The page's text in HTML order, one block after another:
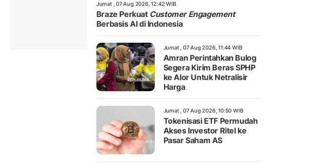
Jumat , 07 Aug 2026, 12:42 WIB
Braze Perkuat Customer Engagement
Berbasis AI di Indonesia
Jumat , 07 Aug 2026, 11:44 WIB
Amran Perintahkan Bulog
Segera Kirim Beras SPHP
ke Alor Untuk Netralisir
Harga
Jumat , 07 Aug 2026, 10:50 WIB
Tokenisasi ETF Permudah
Akses Investor Ritel ke
Pasar Saham AS